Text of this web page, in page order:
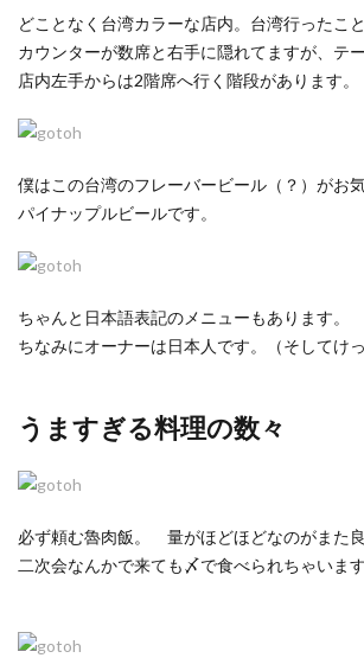
どことなく台湾カラーな店内。台湾行ったこ
カウンターが数席と右手に隠れてますが、テー
店内左手からは2階席へ行く階段があります。
僕はこの台湾のフレーバービール（？）がお気
パイナップルビールです。
ちゃんと日本語表記のメニューもあります。
ちなみにオーナーは日本人です。（そしてけっ
うますぎる料理の数々
必ず頼む魯肉飯。 量がほどほどなのがまた良
二次会なんかで来ても〆で食べられちゃいます